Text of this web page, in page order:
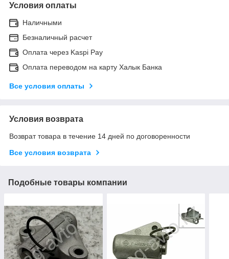
Условия оплаты
Наличными
Безналичный расчет
Оплата через Kaspi Pay
Оплата переводом на карту Халык Банка
Все условия оплаты
Условия возврата
Возврат товара в течение 14 дней по договоренности
Все условия возврата
Подобные товары компании